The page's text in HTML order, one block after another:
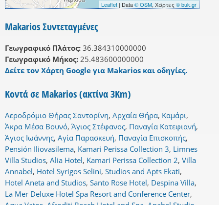
Leaflet | Data© OSM, Χάρτες © buk.gr
Makarios Συντεταγμένες
Γεωγραφικό Πλάτος: 36.384310000000
Γεωγραφικό Μήκος: 25.483600000000
Δείτε τον Χάρτη Google για Makarios και οδηγίες.
Κοντά σε Makarios (ακτίνα 3Km)
Αεροδρόμιο Θήρας Σαντορίνη, Αρχαία Θήρα, Καμάρι,
Άκρα Μέσα Βουνό, Άγιος Στέφανος, Παναγία Κατεφιανή,
Άγιος Ιωάννης, Αγία Παρασκευή, Παναγία Επισκοπής,
Pensión Iliovasilema, Kamari Perissa Collection 3, Limnes
Villa Studios, Alia Hotel, Kamari Perissa Collection 2, Villa
Annabel, Hotel Syrigos Selini, Studios and Apts Ekati,
Hotel Aneta and Studios, Santo Rose Hotel, Despina Villa,
La Mer Deluxe Hotel Spa Resort and Conference Center,